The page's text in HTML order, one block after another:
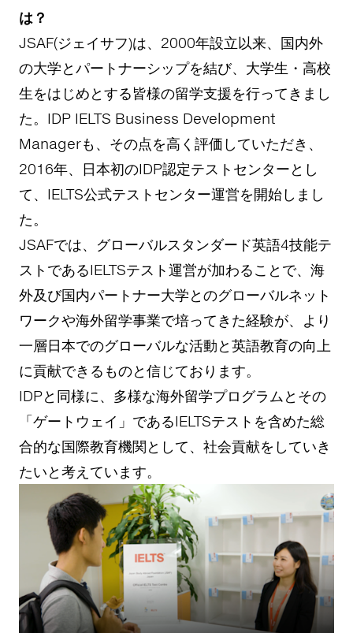
は？
JSAF(ジェイサフ)は、2000年設立以来、国内外
の大学とパートナーシップを結び、大学生・高校
生をはじめとする皆様の留学支援を行ってきまし
た。IDP IELTS Business Development
Managerも、その点を高く評価していただき、
2016年、日本初のIDP認定テストセンターとし
て、IELTS公式テストセンター運営を開始しまし
た。
JSAFでは、グローバルスタンダード英語4技能テ
ストであるIELTSテスト運営が加わることで、海
外及び国内パートナー大学とのグローバルネット
ワークや海外留学事業で培ってきた経験が、より
一層日本でのグローバルな活動と英語教育の向上
に貢献できるものと信じております。
IDPと同様に、多様な海外留学プログラムとその
「ゲートウェイ」であるIELTSテストを含めた総
合的な国際教育機関として、社会貢献をしていき
たいと考えています。